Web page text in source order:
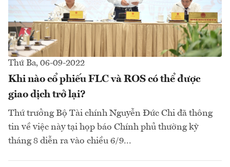
Thứ Ba, 06-09-2022
Khi nào cổ phiếu FLC và ROS có thể được
giao dịch trở lại?
Thứ trưởng Bộ Tài chính Nguyễn Đức Chi đã thông
tin về việc này tại họp báo Chính phủ thường kỳ
tháng 8 diễn ra vào chiều 6/9...